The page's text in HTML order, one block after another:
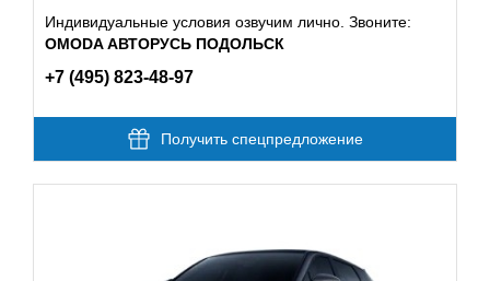
Индивидуальные условия озвучим лично. Звоните:
OMODA АВТОРУСЬ ПОДОЛЬСК
+7 (495) 823-48-97
Получить спецпредложение